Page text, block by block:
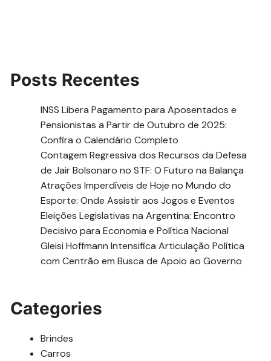
Posts Recentes
INSS Libera Pagamento para Aposentados e
Pensionistas a Partir de Outubro de 2025:
Confira o Calendário Completo
Contagem Regressiva dos Recursos da Defesa
de Jair Bolsonaro no STF: O Futuro na Balança
Atrações Imperdíveis de Hoje no Mundo do
Esporte: Onde Assistir aos Jogos e Eventos
Eleições Legislativas na Argentina: Encontro
Decisivo para Economia e Política Nacional
Gleisi Hoffmann Intensifica Articulação Política
com Centrão em Busca de Apoio ao Governo
Categories
Brindes
Carros